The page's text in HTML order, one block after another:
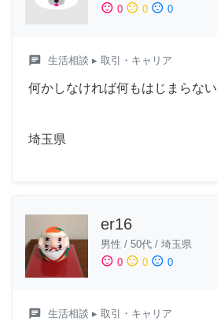
sentiment_satisfied 0 sentiment_neutral 0 sentiment_dissatisfied 0
chat 生活相談 ▸ 取引・キャリア
何かしなければ何もはじまらない
埼玉県
er16
男性 / 50代 / 埼玉県
sentiment_satisfied 0 sentiment_neutral 0 sentiment_dissatisfied 0
chat 生活相談 ▸ 取引・キャリア